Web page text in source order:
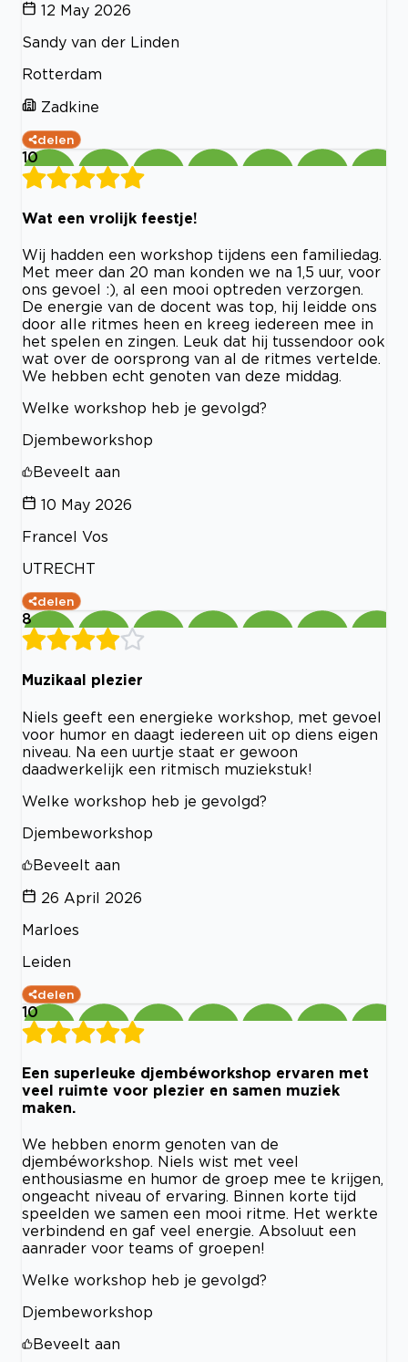
12 May 2026
Sandy van der Linden
Rotterdam
Zadkine
delen
10
Wat een vrolijk feestje!
Wij hadden een workshop tijdens een familiedag.
Met meer dan 20 man konden we na 1,5 uur, voor
ons gevoel :), al een mooi optreden verzorgen.
De energie van de docent was top, hij leidde ons
door alle ritmes heen en kreeg iedereen mee in
het spelen en zingen. Leuk dat hij tussendoor ook
wat over de oorsprong van al de ritmes vertelde.
We hebben echt genoten van deze middag.
Welke workshop heb je gevolgd?
Djembeworkshop
Beveelt aan
10 May 2026
Francel Vos
UTRECHT
delen
8
Muzikaal plezier
Niels geeft een energieke workshop, met gevoel
voor humor en daagt iedereen uit op diens eigen
niveau. Na een uurtje staat er gewoon
daadwerkelijk een ritmisch muziekstuk!
Welke workshop heb je gevolgd?
Djembeworkshop
Beveelt aan
26 April 2026
Marloes
Leiden
delen
10
Een superleuke djembéworkshop ervaren met
veel ruimte voor plezier en samen muziek
maken.
We hebben enorm genoten van de
djembéworkshop. Niels wist met veel
enthousiasme en humor de groep mee te krijgen,
ongeacht niveau of ervaring. Binnen korte tijd
speelden we samen een mooi ritme. Het werkte
verbindend en gaf veel energie. Absoluut een
aanrader voor teams of groepen!
Welke workshop heb je gevolgd?
Djembeworkshop
Beveelt aan